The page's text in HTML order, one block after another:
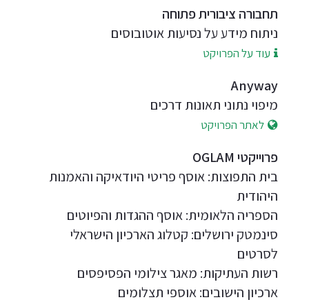
תחבורה ציבורית פתוחה
ניתוח מידע על נסיעות אוטובוסים
עוד על הפרויקט
Anyway
מיפוי נתוני תאונות דרכים
לאתר הפרויקט
פרוייקטי OGLAM
בית התפוצות: אוסף פריטי היודאיקה והאמנות
היהודית
הספריה הלאומית: אוסף ההגדות והפיוטים
סינמטק ירושלים: קטלוג הארכיון הישראלי
לסרטים
רשות העתיקות: מאגר צילומי הפסיפסים
ארכיון הישובים: אוספי תצלומים